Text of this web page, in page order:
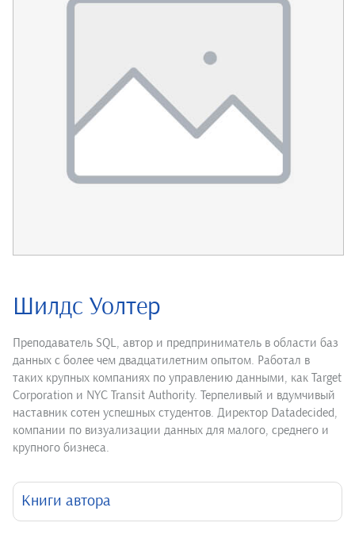
Шилдс Уолтер
Преподаватель SQL, автор и предприниматель в области баз
данных с более чем двадцатилетним опытом. Работал в
таких крупных компаниях по управлению данными, как Target
Corporation и NYC Transit Authority. Терпеливый и вдумчивый
наставник сотен успешных студентов. Директор Datadecided,
компании по визуализации данных для малого, среднего и
крупного бизнеса.
Книги автора